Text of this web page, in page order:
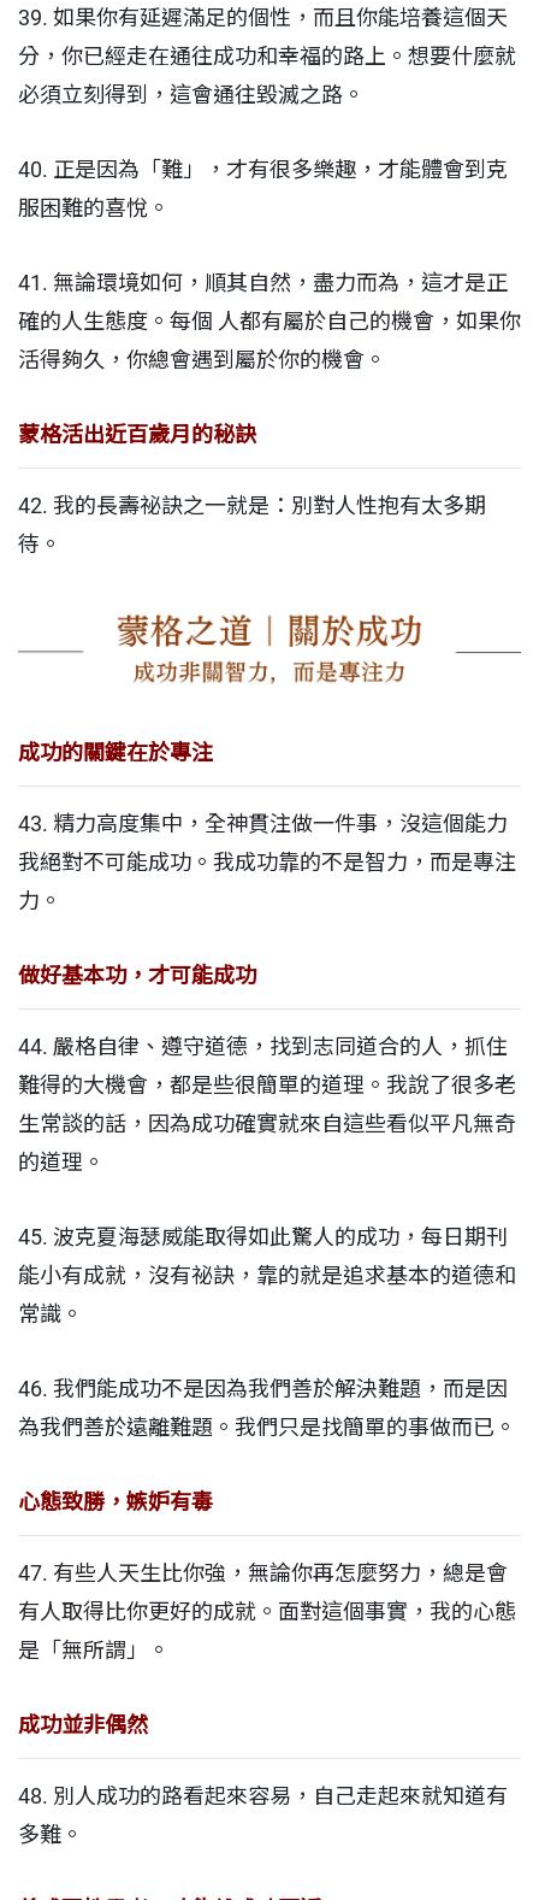
39. 如果你有延遲滿足的個性，而且你能培養這個天
分，你已經走在通往成功和幸福的路上。想要什麼就
必須立刻得到，這會通往毀滅之路。
40. 正是因為「難」，才有很多樂趣，才能體會到克
服困難的喜悅。
41. 無論環境如何，順其自然，盡力而為，這才是正
確的人生態度。每個 人都有屬於自己的機會，如果你
活得夠久，你總會遇到屬於你的機會。
蒙格活出近百歲月的秘訣
42. 我的長壽祕訣之一就是：別對人性抱有太多期
待。
成功的關鍵在於專注
43. 精力高度集中，全神貫注做一件事，沒這個能力
我絕對不可能成功。我成功靠的不是智力，而是專注
力。
做好基本功，才可能成功
44. 嚴格自律、遵守道德，找到志同道合的人，抓住
難得的大機會，都是些很簡單的道理。我說了很多老
生常談的話，因為成功確實就來自這些看似平凡無奇
的道理。
45. 波克夏海瑟威能取得如此驚人的成功，每日期刊
能小有成就，沒有祕訣，靠的就是追求基本的道德和
常識。
46. 我們能成功不是因為我們善於解決難題，而是因
為我們善於遠離難題。我們只是找簡單的事做而已。
心態致勝，嫉妒有毒
47. 有些人天生比你強，無論你再怎麼努力，總是會
有人取得比你更好的成就。面對這個事實，我的心態
是「無所謂」。
成功並非偶然
48. 別人成功的路看起來容易，自己走起來就知道有
多難。